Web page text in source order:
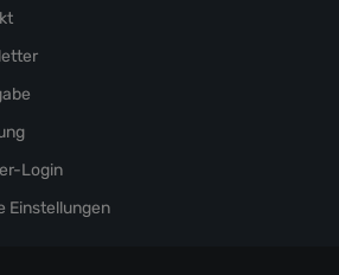
Login
Einstellungen